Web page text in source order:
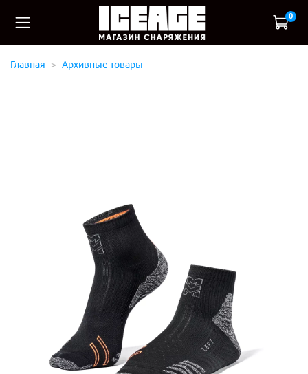
0
Главная Архивные товары